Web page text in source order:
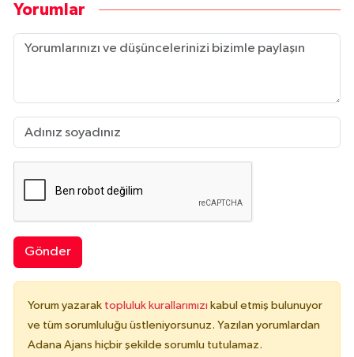
Yorumlar
Gönder
Yorum yazarak topluluk kurallarımızı kabul etmiş bulunuyor
ve tüm sorumluluğu üstleniyorsunuz. Yazılan yorumlardan
Adana Ajans hiçbir şekilde sorumlu tutulamaz.